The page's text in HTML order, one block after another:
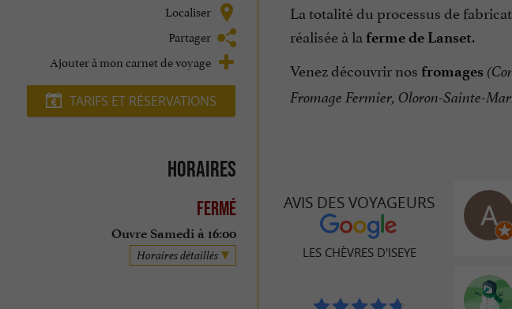
Localiser
Partager
Ajouter à mon carnet de voyage
TARIFS ET RÉSERVATIONS
Horaires
Fermé
Ouvre Samedi à 16:00
Horaires détaillés
La totalité du processus de
réalisée à la ferme de Lanset.
Venez découvrir nos fromages
Fromage Fermier, Oloron-Sainte-
AVIS DES VOYAGEURS
LES CHÈVRES D'ISEYE